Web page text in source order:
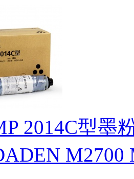
2014C型墨